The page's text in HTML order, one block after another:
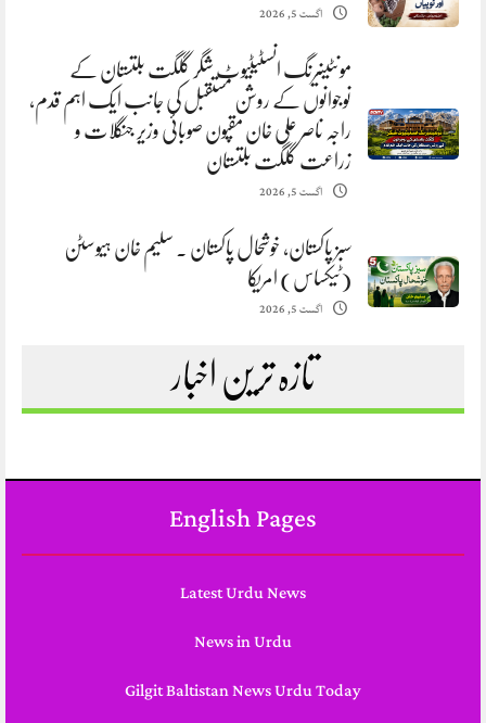
اگست 5, 2026
مونٹینیرنگ انسٹیٹیوٹ شگر گلگت بلتستان کے
نوجوانوں کے روشن مستقبل کی جانب ایک اہم قدم،
راجہ ناصر علی خان مقپون صوبائی وزیر جنگلات و
زراعت گلگت بلتستان
اگست 5, 2026
سبز پاکستان، خوشحال پاکستان . سلیم خان ہیوسٹن
(ٹیکساس) امریکا
اگست 5, 2026
تازہ ترین اخبار
English Pages
Latest Urdu News
News in Urdu
Gilgit Baltistan News Urdu Today